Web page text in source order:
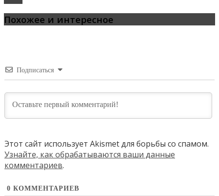
Похожее и интересное
Подписаться
Этот сайт использует Akismet для борьбы со спамом.
Узнайте, как обрабатываются ваши данные
комментариев.
0 КОММЕНТАРИЕВ